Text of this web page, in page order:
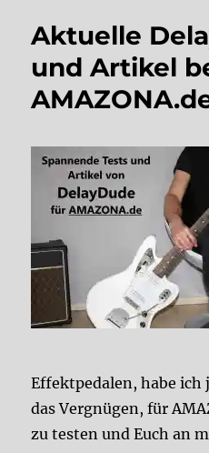
Aktuelle
und Artikel
Effektpedalen, habe ich
das Vergnügen, für
zu testen und Euch an